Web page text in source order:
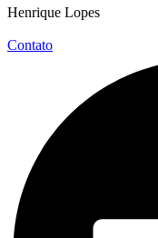
Henrique Lopes
Contato